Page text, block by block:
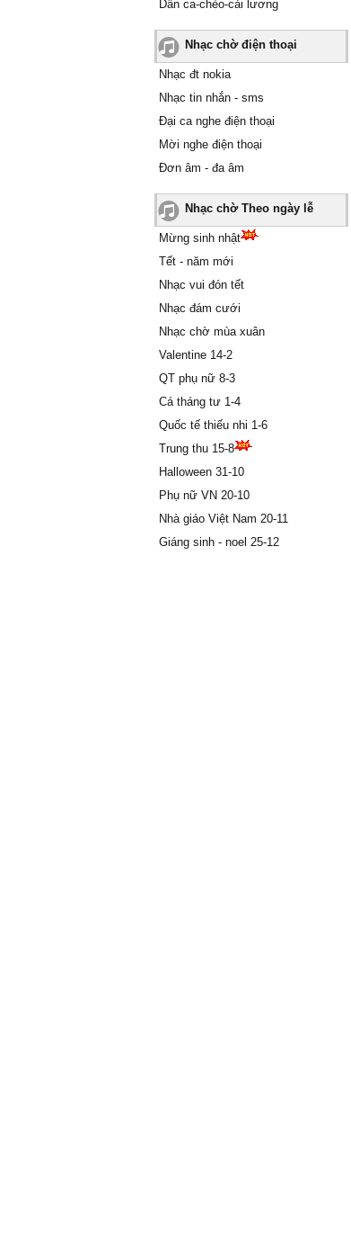
Dân ca-chèo-cải lương
Nhạc chờ điện thoại
Nhạc đt nokia
Nhạc tin nhắn - sms
Đại ca nghe điện thoại
Mời nghe điện thoại
Đơn âm - đa âm
Nhạc chờ Theo ngày lễ
Mừng sinh nhật
Tết - năm mới
Nhạc vui đón tết
Nhạc đám cưới
Nhạc chờ mùa xuân
Valentine 14-2
QT phụ nữ 8-3
Cá tháng tư 1-4
Quốc tế thiếu nhi 1-6
Trung thu 15-8
Halloween 31-10
Phụ nữ VN 20-10
Nhà giáo Việt Nam 20-11
Giáng sinh - noel 25-12